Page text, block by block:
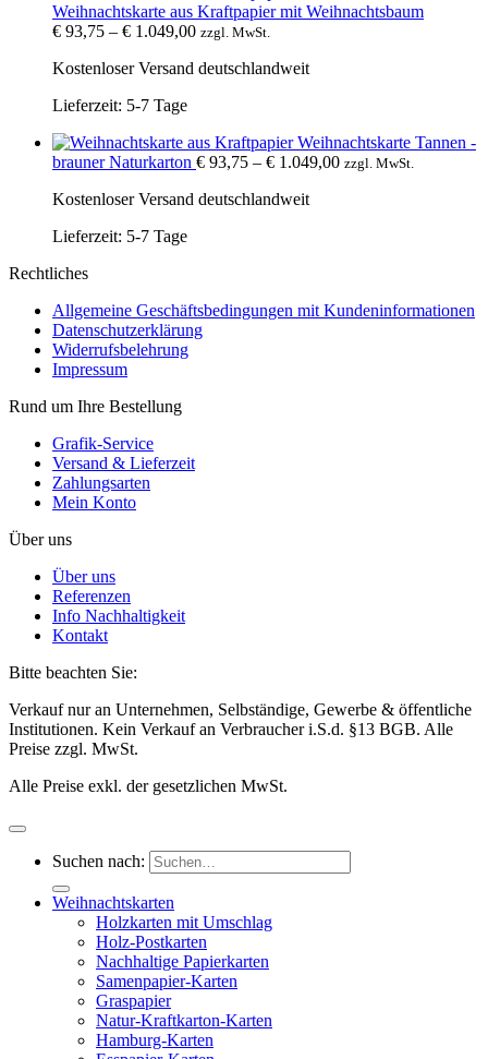
Weihnachtskarte aus Kraftpapier mit Weihnachtsbaum
€ 93,75 – € 1.049,00 zzgl. MwSt.
Kostenloser Versand deutschlandweit
Lieferzeit: 5-7 Tage
Weihnachtskarte Tannen -
brauner Naturkarton € 93,75 – € 1.049,00 zzgl. MwSt.
Kostenloser Versand deutschlandweit
Lieferzeit: 5-7 Tage
Rechtliches
Allgemeine Geschäftsbedingungen mit Kundeninformationen
Datenschutzerklärung
Widerrufsbelehrung
Impressum
Rund um Ihre Bestellung
Grafik-Service
Versand & Lieferzeit
Zahlungsarten
Mein Konto
Über uns
Über uns
Referenzen
Info Nachhaltigkeit
Kontakt
Bitte beachten Sie:
Verkauf nur an Unternehmen, Selbständige, Gewerbe & öffentliche
Institutionen. Kein Verkauf an Verbraucher i.S.d. §13 BGB. Alle
Preise zzgl. MwSt.
Alle Preise exkl. der gesetzlichen MwSt.
Suchen nach:
Weihnachtskarten
Holzkarten mit Umschlag
Holz-Postkarten
Nachhaltige Papierkarten
Samenpapier-Karten
Graspapier
Natur-Kraftkarton-Karten
Hamburg-Karten